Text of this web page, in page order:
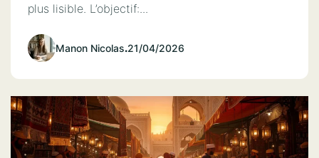
plus lisible. L’objectif:...
Manon Nicolas.21/04/2026